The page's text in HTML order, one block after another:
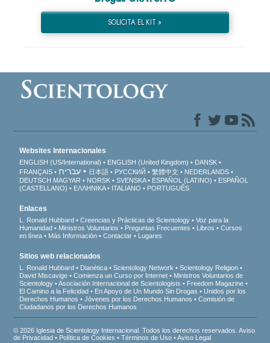
SOLICITA EL KIT »
Websites Internacionales
ENGLISH (US/International) ENGLISH (United Kingdom)
DANSK
FRANÇAIS
עברית 日本語 РУССКИЙ 繁體中文
NEDERLANDS
DEUTSCH MAGYAR NORSK SVENSKA ESPAÑOL (LATINO)
ESPAÑOL
(CASTELLANO)
ΕΛΛΗΝΙΚA ITALIANO PORTUGUÊS
Enlaces
L. Ronald Hubbard Creencias y Prácticas de Scientology
Voz para la
Humanidad
Ministros Voluntarios Preguntas Frecuentes Libros
Cursos
en línea
Más Información Contactar Lugares
Sitios web relacionados
L. Ronald Hubbard Dianética Scientology Network
Scientology Religion
David Miscavige
Comienza un Curso por Internet
Ministros Voluntarios de
Scientology
Asociación Internacional de Scientologists
Freedom Magazine
El Camino a la Felicidad
En Apoyo de Un Mundo Sin Drogas
Unidos por los
Derechos Humanos
Jóvenes por los Derechos Humanos
Comisión de
Ciudadanos por los Derechos Humanos
© 2026 Iglesia de Scientology Internacional. Todos los derechos reservados.Aviso
de Privacidad • Política de Cookies •Términos de Uso •Aviso Legal